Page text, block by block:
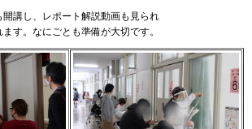
開講し、レポート解説動画も見られ
す。なにごとも準備が大切です。